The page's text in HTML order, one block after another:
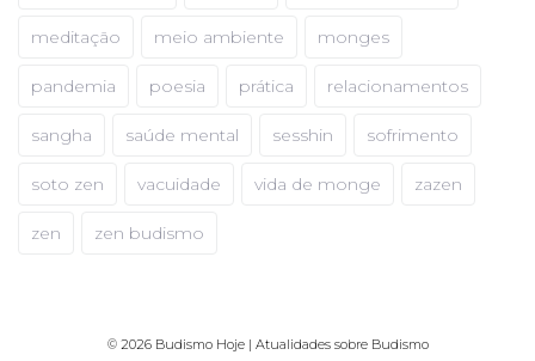
meditação meio ambiente monges
pandemia poesia prática relacionamentos
sangha saúde mental sesshin sofrimento
soto zen vacuidade vida de monge zazen
zen zen budismo
© 2026 Budismo Hoje | Atualidades sobre Budismo